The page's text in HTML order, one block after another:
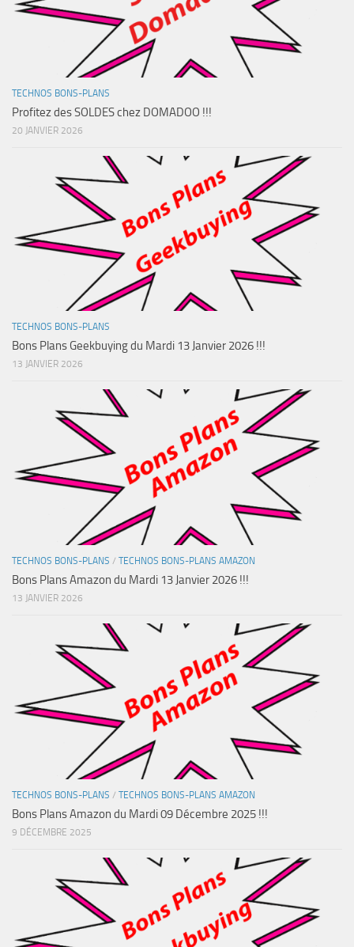
TECHNOS BONS-PLANS
Profitez des SOLDES chez DOMADOO !!!
20 JANVIER 2026
TECHNOS BONS-PLANS
Bons Plans Geekbuying du Mardi 13 Janvier 2026 !!!
13 JANVIER 2026
TECHNOS BONS-PLANS / TECHNOS BONS-PLANS AMAZON
Bons Plans Amazon du Mardi 13 Janvier 2026 !!!
13 JANVIER 2026
TECHNOS BONS-PLANS / TECHNOS BONS-PLANS AMAZON
Bons Plans Amazon du Mardi 09 Décembre 2025 !!!
9 DÉCEMBRE 2025